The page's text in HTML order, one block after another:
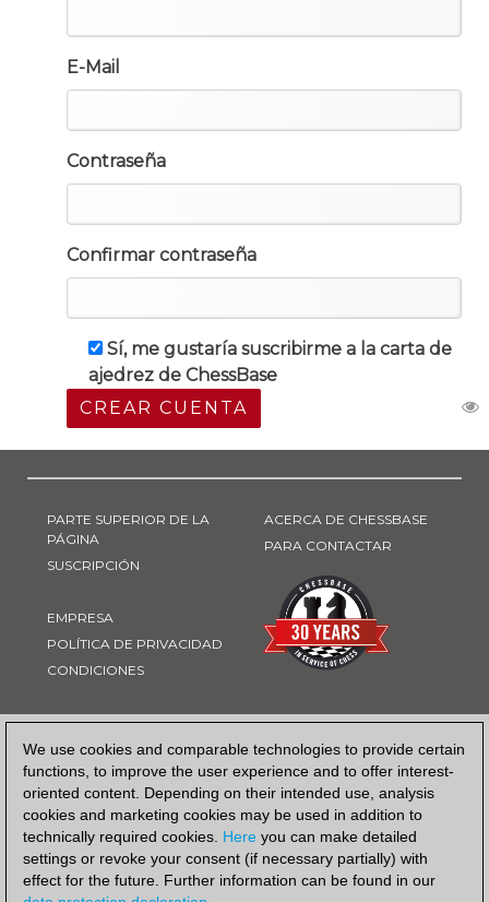
We use cookies and comparable technologies to provide certain
functions, to improve the user experience and to offer interest-
oriented content. Depending on their intended use, analysis
cookies and marketing cookies may be used in addition to
technically required cookies. Here you can make detailed
settings or revoke your consent (if necessary partially) with
effect for the future. Further information can be found in our
E-Mail
Contraseña
Confirmar contraseña
Sí, me gustaría suscribirme a la carta de
ajedrez de ChessBase
CREAR CUENTA
PARTE SUPERIOR DE LA
PÁGINA
SUSCRIPCIÓN
EMPRESA
POLÍTICA DE PRIVACIDAD
CONDICIONES
ACERCA DE CHESSBASE
PARA CONTACTAR
FORMA DE PAGO